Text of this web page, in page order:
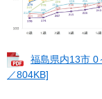
福島県内13市 0
／804KB]